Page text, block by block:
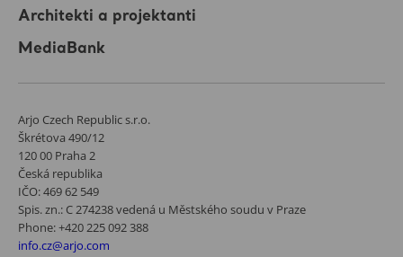
Architekti a projektanti
MediaBank
Arjo Czech Republic s.r.o.
Škrétova 490/12
120 00 Praha 2
Česká republika
IČO: 469 62 549
Spis. zn.: C 274238 vedená u Městského soudu v Praze
Phone: +420 225 092 388
info.cz@arjo.com